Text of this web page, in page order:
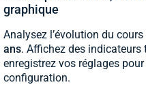
graphique
Analysez l’évolution du
ans. Affichez des indicateurs
enregistrez vos réglages
configuration.